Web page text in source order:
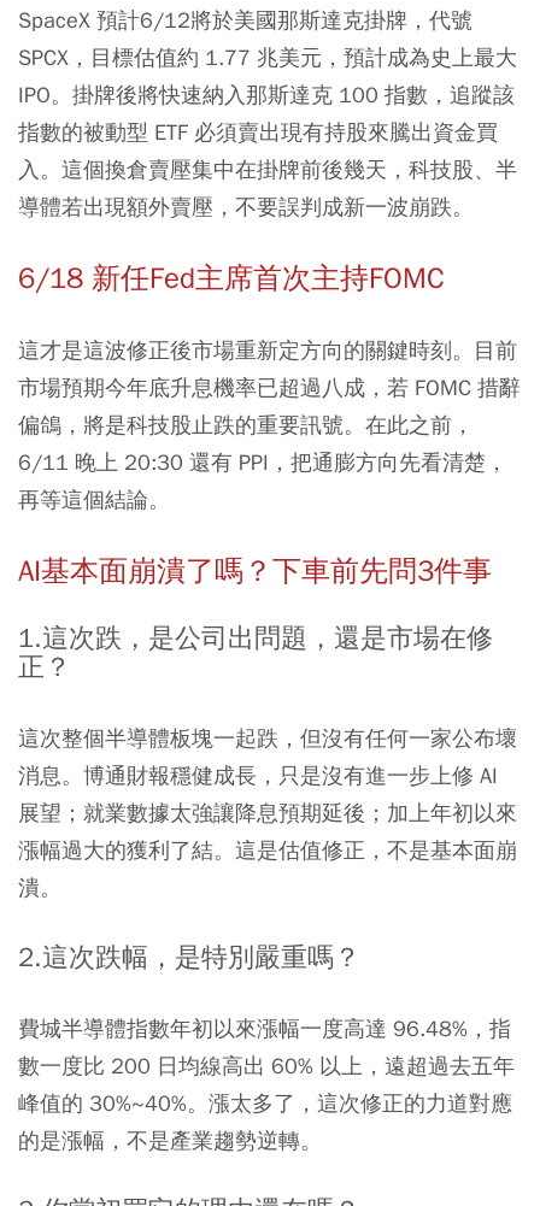
SpaceX 預計6/12將於美國那斯達克掛牌，代號
SPCX，目標估值約 1.77 兆美元，預計成為史上最大
IPO。掛牌後將快速納入那斯達克 100 指數，追蹤該
指數的被動型 ETF 必須賣出現有持股來騰出資金買
入。這個換倉賣壓集中在掛牌前後幾天，科技股、半
導體若出現額外賣壓，不要誤判成新一波崩跌。
6/18 新任Fed主席首次主持FOMC
這才是這波修正後市場重新定方向的關鍵時刻。目前
市場預期今年底升息機率已超過八成，若 FOMC 措辭
偏鴿，將是科技股止跌的重要訊號。在此之前，
6/11 晚上 20:30 還有 PPI，把通膨方向先看清楚，
再等這個結論。
AI基本面崩潰了嗎？下車前先問3件事
1.這次跌，是公司出問題，還是市場在修
正？
這次整個半導體板塊一起跌，但沒有任何一家公布壞
消息。博通財報穩健成長，只是沒有進一步上修 AI
展望；就業數據太強讓降息預期延後；加上年初以來
漲幅過大的獲利了結。這是估值修正，不是基本面崩
潰。
2.這次跌幅，是特別嚴重嗎？
費城半導體指數年初以來漲幅一度高達 96.48%，指
數一度比 200 日均線高出 60% 以上，遠超過去五年
峰值的 30%~40%。漲太多了，這次修正的力道對應
的是漲幅，不是產業趨勢逆轉。